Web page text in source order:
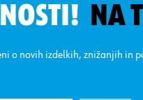
NA
o novih izdelkih, znižanjih in